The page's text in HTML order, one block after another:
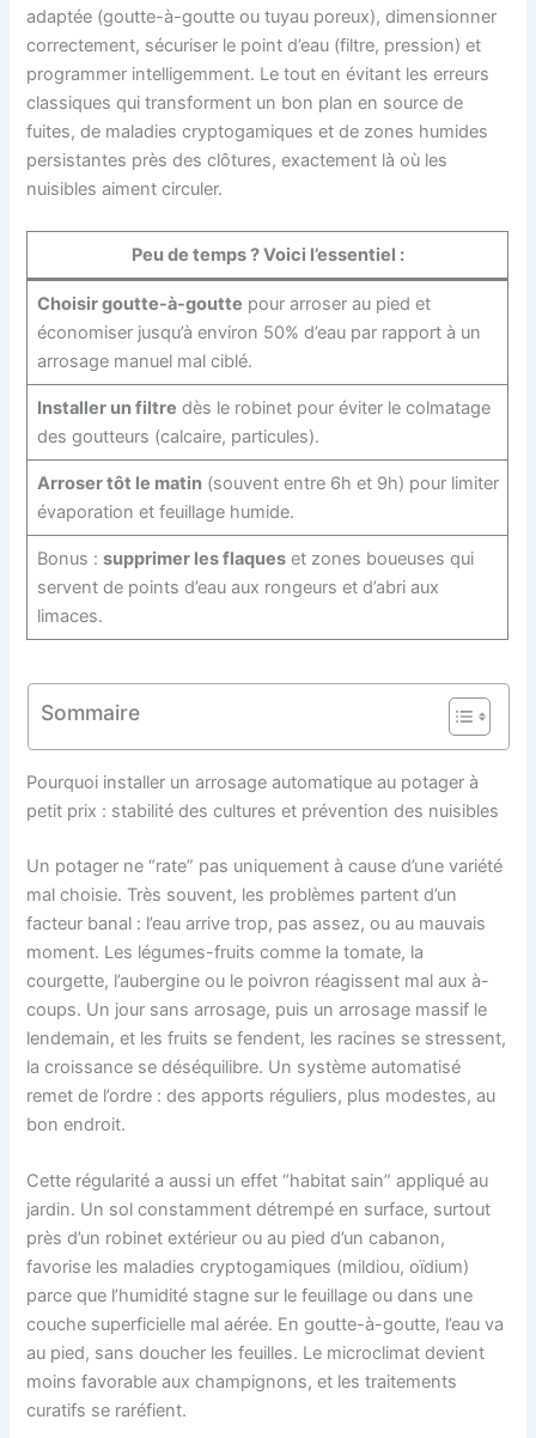
adaptée (goutte-à-goutte ou tuyau poreux), dimensionner
correctement, sécuriser le point d’eau (filtre, pression) et
programmer intelligemment. Le tout en évitant les erreurs
classiques qui transforment un bon plan en source de
fuites, de maladies cryptogamiques et de zones humides
persistantes près des clôtures, exactement là où les
nuisibles aiment circuler.
Peu de temps ? Voici l’essentiel :
Choisir goutte-à-goutte pour arroser au pied et
économiser jusqu’à environ 50% d’eau par rapport à un
arrosage manuel mal ciblé.
Installer un filtre dès le robinet pour éviter le colmatage
des goutteurs (calcaire, particules).
Arroser tôt le matin(souvent entre 6h et 9h) pour limiter
évaporation et feuillage humide.
Bonus : supprimer les flaqueset zones boueuses qui
servent de points d’eau aux rongeurs et d’abri aux
limaces.
Sommaire
Pourquoi installer un arrosage automatique au potager à
petit prix : stabilité des cultures et prévention des nuisibles
Un potager ne “rate” pas uniquement à cause d’une variété
mal choisie. Très souvent, les problèmes partent d’un
facteur banal : l’eau arrive trop, pas assez, ou au mauvais
moment. Les légumes-fruits comme la tomate, la
courgette, l’aubergine ou le poivron réagissent mal aux à-
coups. Un jour sans arrosage, puis un arrosage massif le
lendemain, et les fruits se fendent, les racines se stressent,
la croissance se déséquilibre. Un système automatisé
remet de l’ordre : des apports réguliers, plus modestes, au
bon endroit.
Cette régularité a aussi un effet “habitat sain” appliqué au
jardin. Un sol constamment détrempé en surface, surtout
près d’un robinet extérieur ou au pied d’un cabanon,
favorise les maladies cryptogamiques (mildiou, oïdium)
parce que l’humidité stagne sur le feuillage ou dans une
couche superficielle mal aérée. En goutte-à-goutte, l’eau va
au pied, sans doucher les feuilles. Le microclimat devient
moins favorable aux champignons, et les traitements
curatifs se raréfient.